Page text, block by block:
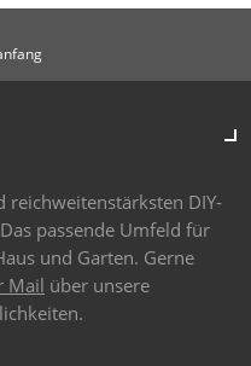
reichweitenstärksten DIY-
passende Umfeld für
und Garten. Gerne
Mail über unsere